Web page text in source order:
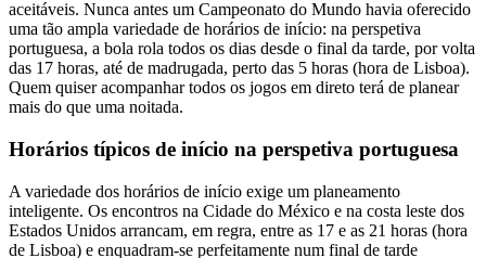
aceitáveis. Nunca antes um Campeonato do Mundo havia oferecido
uma tão ampla variedade de horários de início: na perspetiva
portuguesa, a bola rola todos os dias desde o final da tarde, por volta
das 17 horas, até de madrugada, perto das 5 horas (hora de Lisboa).
Quem quiser acompanhar todos os jogos em direto terá de planear
mais do que uma noitada.
Horários típicos de início na perspetiva portuguesa
A variedade dos horários de início exige um planeamento
inteligente. Os encontros na Cidade do México e na costa leste dos
Estados Unidos arrancam, em regra, entre as 17 e as 21 horas (hora
de Lisboa) e enquadram-se perfeitamente num final de tarde